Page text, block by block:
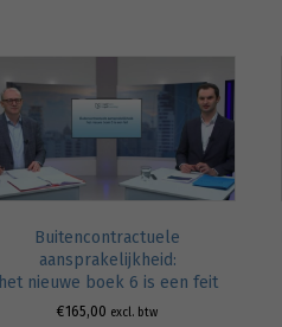
Buitencontractuele
aansprakelijkheid:
het nieuwe boek 6 is een feit
€165,00 excl. btw